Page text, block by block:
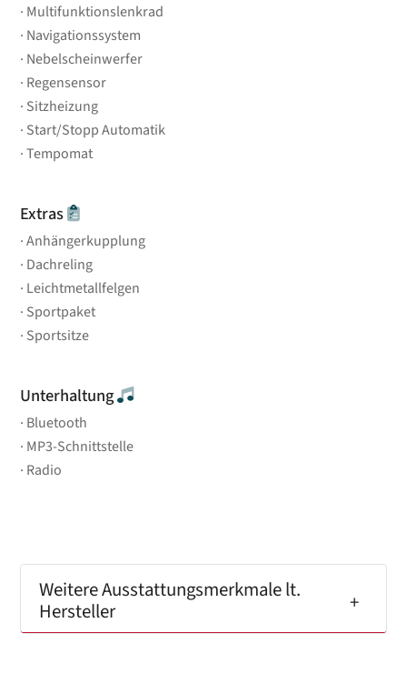
Multifunktionslenkrad
Navigationssystem
Nebelscheinwerfer
Regensensor
Sitzheizung
Start/Stopp Automatik
Tempomat
Extras
Anhängerkupplung
Dachreling
Leichtmetallfelgen
Sportpaket
Sportsitze
Unterhaltung
Bluetooth
MP3-Schnittstelle
Radio
Weitere Ausstattungsmerkmale lt.
Hersteller